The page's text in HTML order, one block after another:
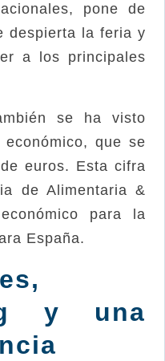
pone de
despierta la feria y
a los principales
se ha visto
que se
euros. Esta cifra
de Alimentaria &
para la
España.
y una